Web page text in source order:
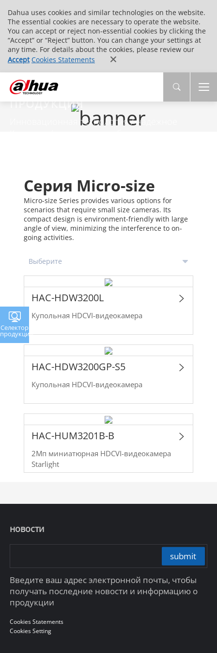
Dahua uses cookies and similar technologies on the website.
The essential cookies are necessary to operate the website.
You can accept or reject non-essential cookies by clicking the
“Accept” or “Reject” button. You can change your settings at
any time. For details about the cookies, please review our
Accept Cookies Statements
ПРОДУКЦИЯ
Инновационная технология / надежное
Серия Micro-size
Micro-size Series provides various options for
scenarios that require small size cameras. Its
compact design is environment-friendly with large
angle of view, minimizing the interference to on-
going activities.
HAC-HDW3200L
Купольная HDCVI-видеокамера
HAC-HDW3200GP-S5
Купольная HDCVI-видеокамера
HAC-HUM3201B-B
2Мп миниатюрная HDCVI-видеокамера
Starlight
Селектор
продукции
новости
submit
Введите ваш адрес электронной почты, чтобы
получать последние новости и информацию о
продукции
Cookies Statements
Cookies Setting